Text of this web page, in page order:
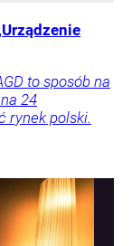
to sposób na
24
rynek polski.